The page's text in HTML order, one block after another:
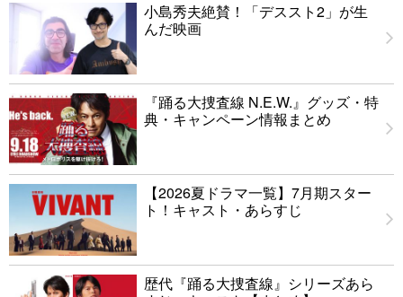
小島秀夫絶賛！「デススト2」が生
んだ映画
『踊る大捜査線 N.E.W.』グッズ・特
典・キャンペーン情報まとめ
【2026夏ドラマ一覧】7月期スター
ト！キャスト・あらすじ
歴代『踊る大捜査線』シリーズあら